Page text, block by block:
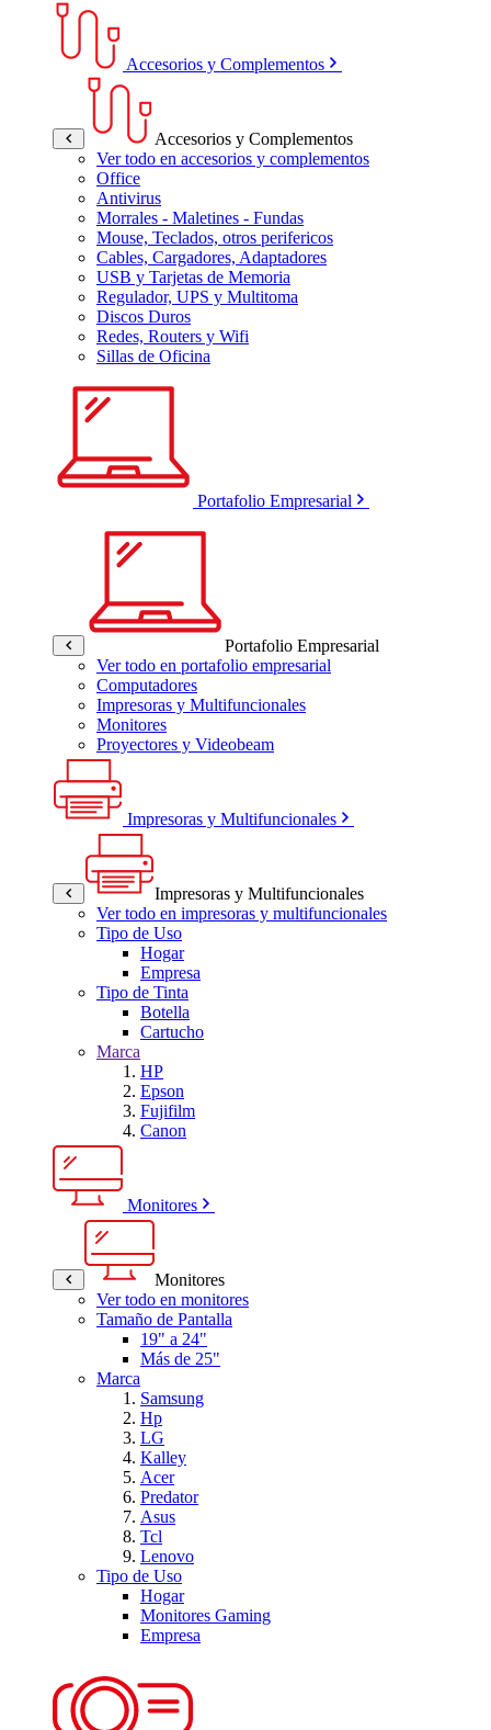
Accesorios y Complementos
Accesorios y Complementos
Ver todo en accesorios y complementos
Office
Antivirus
Morrales - Maletines - Fundas
Mouse, Teclados, otros perifericos
Cables, Cargadores, Adaptadores
USB y Tarjetas de Memoria
Regulador, UPS y Multitoma
Discos Duros
Redes, Routers y Wifi
Sillas de Oficina
Portafolio Empresarial
Portafolio Empresarial
Ver todo en portafolio empresarial
Computadores
Impresoras y Multifuncionales
Monitores
Proyectores y Videobeam
Impresoras y Multifuncionales
Impresoras y Multifuncionales
Ver todo en impresoras y multifuncionales
Tipo de Uso
Hogar
Empresa
Tipo de Tinta
Botella
Cartucho
Marca
HP
Epson
Fujifilm
Canon
Monitores
Monitores
Ver todo en monitores
Tamaño de Pantalla
19" a 24"
Más de 25"
Marca
Samsung
Hp
LG
Kalley
Acer
Predator
Asus
Tcl
Lenovo
Tipo de Uso
Hogar
Monitores Gaming
Empresa